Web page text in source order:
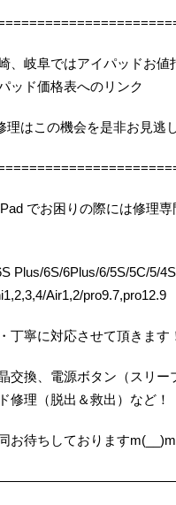
、岐阜ではアイパッドお値
ッド価格表へのリンク
理はこの機会を是非お見逃
でお困りの際には修理
Plus/6S/6Plus/6/5S/5C/5/
Air1,2/pro9.7,pro12.9
丁寧に対応させて頂きます
交換、電源ボタン（スリ
修理（脱出＆救出）など！
お待ちしておりますm(__)m